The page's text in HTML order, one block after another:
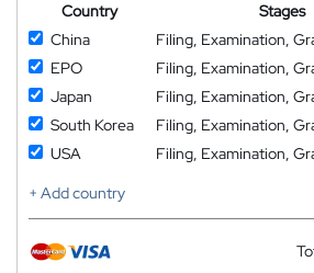
Country
Stages
China
Filing, Examination,
EPO
Filing, Examination,
Japan
Filing, Examination,
South Korea
Filing, Examination,
USA
Filing, Examination,
+ Add country